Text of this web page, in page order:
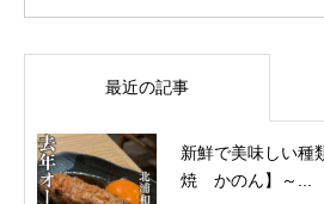
最近の記事
新鮮で美味しい種
焼 かのん】～...